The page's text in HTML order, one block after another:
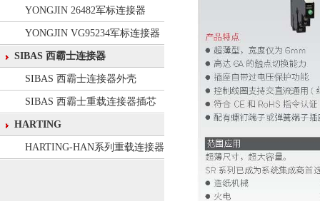
YONGJIN 26482军标连接器
YONGJIN VG95234军标连接器
SIBAS 西霸士连接器
SIBAS 西霸士连接器外壳
SIBAS 西霸士重载连接器插芯
HARTING
HARTING-HAN系列重载连接器